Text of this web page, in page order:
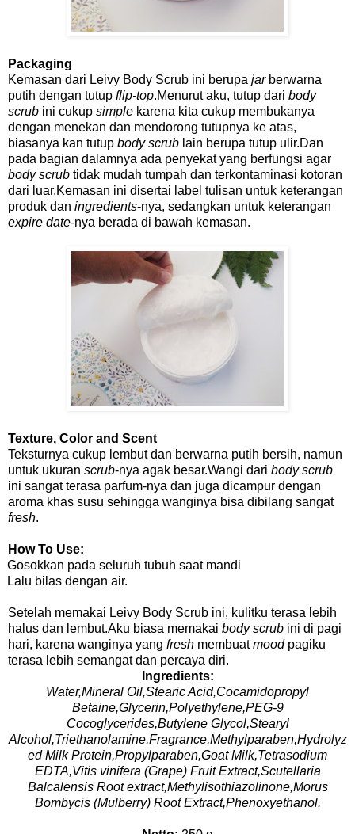
Packaging
Kemasan dari Leivy Body Scrub ini berupa jarberwarna
putih dengan tutup flip-top.Menurut aku, tutup dari body
scrub ini cukup simple karena kita cukup membukanya
dengan menekan dan mendorong tutupnya ke atas,
biasanya kan tutup body scrub lain berupa tutup ulir.Dan
pada bagian dalamnya ada penyekat yang berfungsi agar
body scrub tidak mudah tumpah dan terkontaminasi kotoran
dari luar.Kemasan ini disertai label tulisan untuk keterangan
produk dan ingredients-nya, sedangkan untuk keterangan
expire date-nya berada di bawah kemasan.
Texture, Color and Scent
Teksturnya cukup lembut dan berwarna putih bersih, namun
untuk ukuran scrub-nya agak besar.Wangi dari body scrub
ini sangat terasa parfum-nya dan juga dicampur dengan
aroma khas susu sehingga wanginya bisa dibilang sangat
fresh.
How To Use:
Gosokkan pada seluruh tubuh saat mandi
Lalu bilas dengan air.
Setelah memakai Leivy Body Scrub ini, kulitku terasa lebih
halus dan lembut.Aku biasa memakai body scrub ini di pagi
hari, karena wanginya yang fresh membuatmoodpagiku
terasa lebih semangat dan percaya diri.
Ingredients:
Water,Mineral Oil,Stearic Acid,Cocamidopropyl
Betaine,Glycerin,Polyethylene,PEG-9
Cocoglycerides,Butylene Glycol,Stearyl
Alcohol,Triethanolamine,Fragrance,Methylparaben,Hydrolyz
ed Milk Protein,Propylparaben,Goat Milk,Tetrasodium
EDTA,Vitis vinifera (Grape) Fruit Extract,Scutellaria
Balcalensis Root extract,Methylisothiazolinone,Morus
Bombycis (Mulberry) Root Extract,Phenoxyethanol.